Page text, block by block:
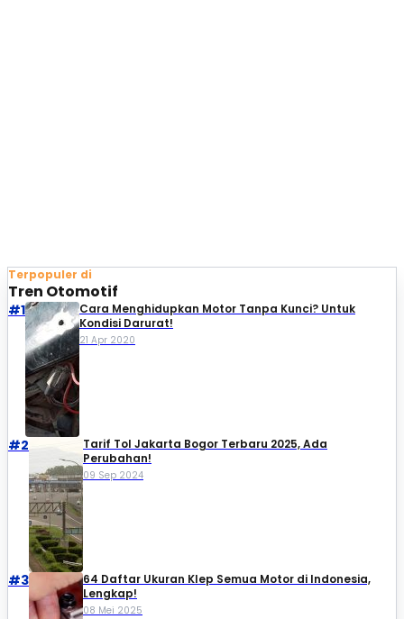
Terpopuler di
Tren Otomotif
#1
Cara Menghidupkan Motor Tanpa Kunci? Untuk
Kondisi Darurat!
21 Apr 2020
#2
Tarif Tol Jakarta Bogor Terbaru 2025, Ada
Perubahan!
09 Sep 2024
#3
64 Daftar Ukuran Klep Semua Motor di Indonesia,
Lengkap!
08 Mei 2025